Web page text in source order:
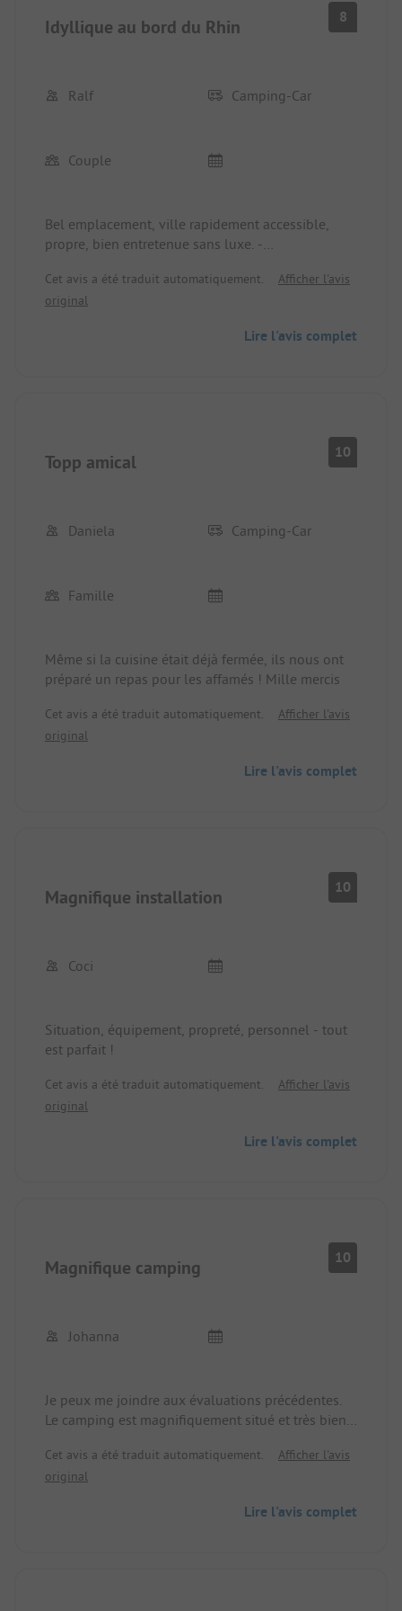
qu'il offre, est magnifique. Malgré la proximité de
la route, c'est un camping paisible. Nous
Idyllique au bord du Rhin 8
Ralf Camping-Car
Couple
Bel emplacement, ville rapidement accessible,
propre, bien entretenue sans luxe. -
obsolètes ne répondent pas aux attentes.
Cet avis a été traduit automatiquement.
Afficher l'avis
original
Lire l'avis complet
Topp amical 10
Daniela Camping-Car
Famille
Même si la cuisine était déjà fermée, ils nous ont
préparé un repas pour les affamés ! Mille mercis
Cet avis a été traduit automatiquement.
Afficher l'avis
original
Lire l'avis complet
Magnifique installation 10
Coci
Situation, équipement, propreté, personnel - tout
est parfait !
Cet avis a été traduit automatiquement.
Afficher l'avis
original
Lire l'avis complet
Magnifique camping 10
Johanna
Je peux me joindre aux évaluations précédentes.
Le camping est magnifiquement situé et très bien
détails. Beaucoup de fleurs grimpantes, de
pavillons de toile et de guirlandes lumineuses. La
deux garçons déjà plus grands, 7 et 9 ans, l'ont
Cet avis a été traduit automatiquement.
Afficher l'avis
original
Lire l'avis complet